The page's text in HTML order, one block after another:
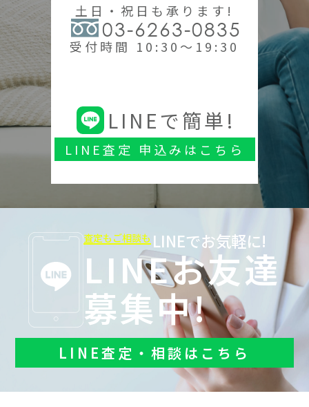
土日・祝日も承ります!
03-6263-0835
受付時間 10:30～19:30
LINEで簡単!
LINE査定 申込みはこちら
査定もご相談も LINEでお気軽に!
LINEお友達
募集中!
LINE査定・相談はこちら